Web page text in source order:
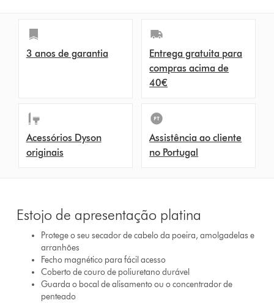
3 anos de garantia
Entrega gratuita para
compras acima de
40€
Acessórios Dyson
originais
Assistência ao cliente
no Portugal
Estojo de apresentação platina
Protege o seu secador de cabelo da poeira, amolgadelas e
arranhões
Fecho magnético para fácil acesso
Coberto de couro de poliuretano durável
Guarda o bocal de alisamento ou o concentrador de
penteado